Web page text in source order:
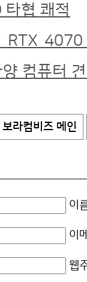
협 쾌적
4070
컴퓨터
보라컴비즈 메인
이
이
웹